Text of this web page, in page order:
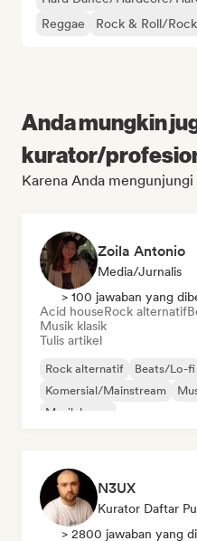
Reggae
Rock & Roll/
Anda mungkin
kurator/
Karena Anda
Zoila Antonio
Media/Jurnalis
> 100 jawaban yang
Acid houseRock alternatif
Musik klasik
Tulis artikel
Rock alternatif Beats/Lo-fi
Komersial/Mainstream
Musik house
N3UX
Kurator Daftar
> 2800 jawaban yang